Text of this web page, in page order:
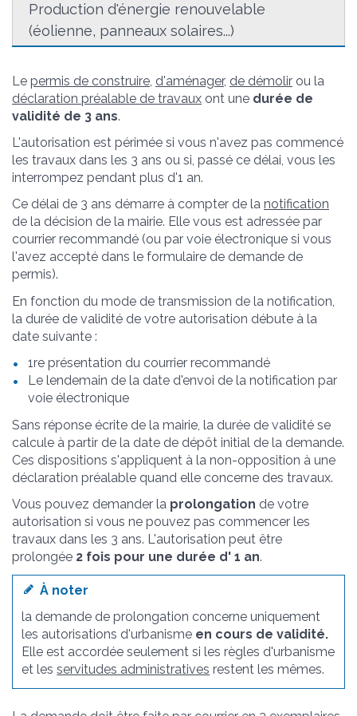
Production d'énergie renouvelable
(éolienne, panneaux solaires...)
Le permis de construire, d'aménager, de démolir ou la
déclaration préalable de travaux ont une durée de
validité de 3 ans.
L'autorisation est périmée si vous n'avez pas commencé
les travaux dans les 3 ans ou si, passé ce délai, vous les
interrompez pendant plus d'1 an.
Ce délai de 3 ans démarre à compter de la notification
de la décision de la mairie. Elle vous est adressée par
courrier recommandé (ou par voie électronique si vous
l'avez accepté dans le formulaire de demande de
permis).
En fonction du mode de transmission de la notification,
la durée de validité de votre autorisation débute à la
date suivante :
1re présentation du courrier recommandé
Le lendemain de la date d'envoi de la notification par
voie électronique
Sans réponse écrite de la mairie, la durée de validité se
calcule à partir de la date de dépôt initial de la demande.
Ces dispositions s'appliquent à la non-opposition à une
déclaration préalable quand elle concerne des travaux.
Vous pouvez demander la prolongation de votre
autorisation si vous ne pouvez pas commencer les
travaux dans les 3 ans. L'autorisation peut être
prolongée 2 fois pour une durée d' 1 an.
À noter
la demande de prolongation concerne uniquement
les autorisations d'urbanisme en cours de validité.
Elle est accordée seulement si les règles d'urbanisme
et lesservitudes administratives restent les mêmes.